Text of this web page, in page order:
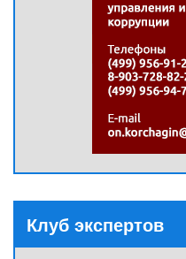
Клуб экспертов